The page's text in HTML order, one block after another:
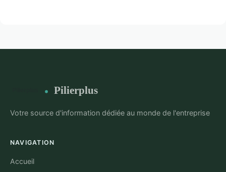
Pilierplus
Votre source d'information dédiée au monde de l'entreprise
NAVIGATION
Accueil